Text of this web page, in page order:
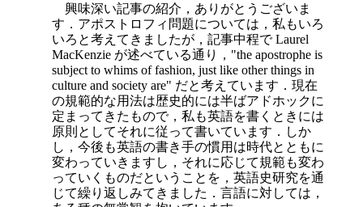
興味深い記事の紹介，ありがとうございま
す．アポストロフィ問題については，私もいろ
いろと考えてきましたが，記事中程で Laurel
MacKenzie が述べている通り，"the apostrophe is
subject to whims of fashion, just like other things in
culture and society are" だと考えています．現在
の規範的な用法は歴史的には半ばアドホックに
定まってきたもので，私も英語を書くときには
原則としてそれに従って書いています．しか
し，今後も英語の書き手の慣用は時代とともに
変わっていきますし，それに応じて規範も変わ
っていくものだということを，英語史研究を通
じて繰り返しみてきました．言語に対しては，